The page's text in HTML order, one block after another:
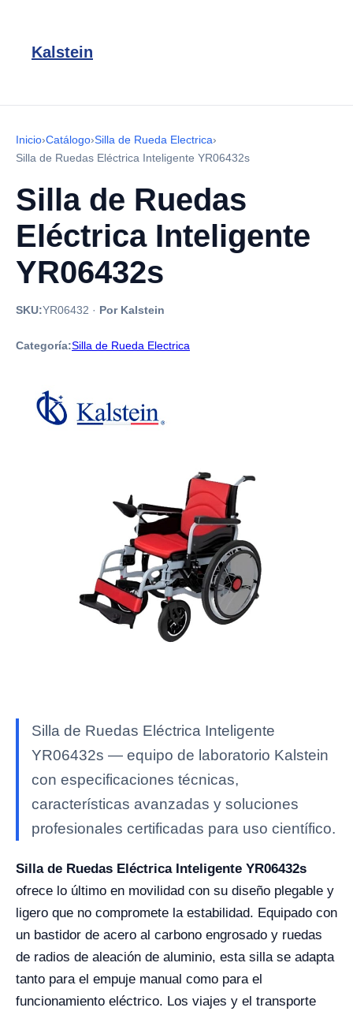
Kalstein
Inicio›Catálogo›Silla de Rueda Electrica›
Silla de Ruedas Eléctrica Inteligente YR06432s
Silla de Ruedas
Eléctrica Inteligente
YR06432s
SKU:YR06432 · Por Kalstein
Categoría:Silla de Rueda Electrica
Silla de Ruedas Eléctrica Inteligente
YR06432s — equipo de laboratorio Kalstein
con especificaciones técnicas,
características avanzadas y soluciones
profesionales certificadas para uso científico.
Silla de Ruedas Eléctrica Inteligente YR06432s
ofrece lo último en movilidad con su diseño plegable y
ligero que no compromete la estabilidad. Equipado con
un bastidor de acero al carbono engrosado y ruedas
de radios de aleación de aluminio, esta silla se adapta
tanto para el empuje manual como para el
funcionamiento eléctrico. Los viajes y el transporte